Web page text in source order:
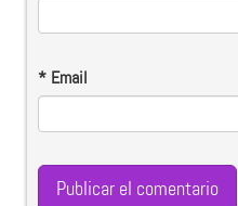
* Email